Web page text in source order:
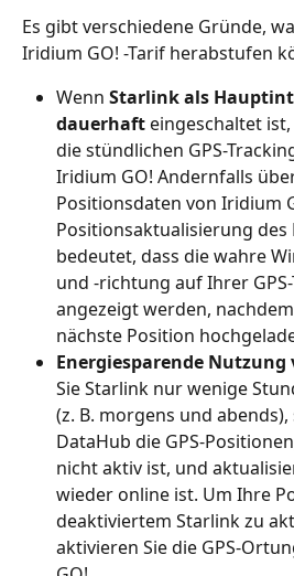
Es gibt verschiedene Gründe,
Iridium GO! -Tarif herabstufen
Wenn Starlink als
dauerhaft eingeschaltet
die stündlichen GPS-
Iridium GO! Andernfalls
Positionsdaten von Iridium
Positionsaktualisierung des
bedeutet, dass die wahre
und -richtung auf Ihrer
angezeigt werden,
nächste Position
Energiesparende
Sie Starlink nur wenige
(z. B. morgens und
DataHub die GPS-
nicht aktiv ist, und
wieder online ist. Um Ihre
deaktiviertem Starlink zu
aktivieren Sie die GPS-